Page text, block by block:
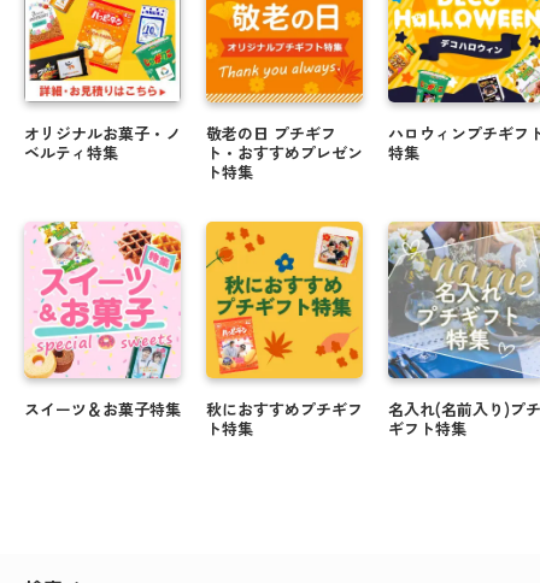
オリジナルお菓子・ノ
ベルティ特集
スイーツ＆お菓子特集
敬老の日 プチギフ
ト・おすすめプレゼン
ト特集
秋におすすめプチギフ
ト特集
ハロウィンプチギフ
特集
名入れ(名前入り)プチ
ギフト特集